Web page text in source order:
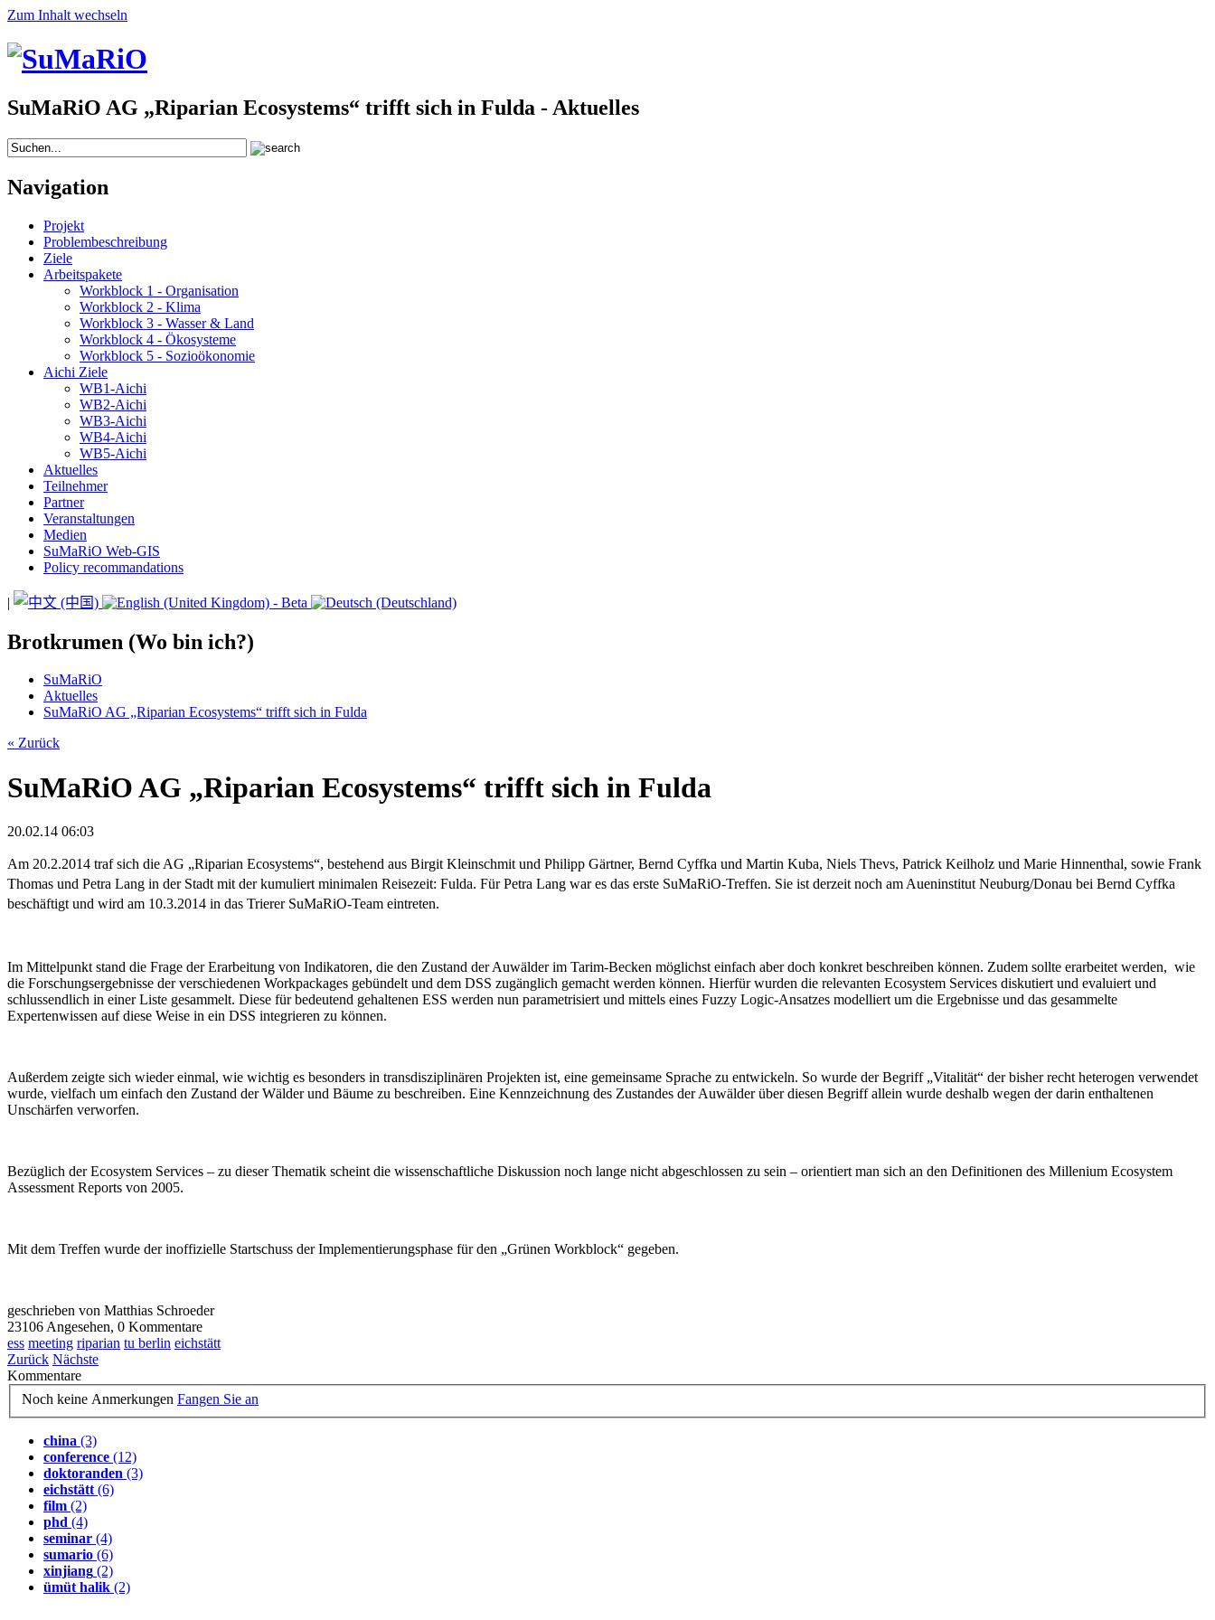
Zum Inhalt wechseln
SuMaRiO AG „Riparian Ecosystems“ trifft sich in Fulda - Aktuelles
Navigation
Projekt
Problembeschreibung
Ziele
Arbeitspakete
Workblock 1 - Organisation
Workblock 2 - Klima
Workblock 3 - Wasser & Land
Workblock 4 - Ökosysteme
Workblock 5 - Sozioökonomie
Aichi Ziele
WB1-Aichi
WB2-Aichi
WB3-Aichi
WB4-Aichi
WB5-Aichi
Aktuelles
Teilnehmer
Partner
Veranstaltungen
Medien
SuMaRiO Web-GIS
Policy recommandations
|
Brotkrumen (Wo bin ich?)
SuMaRiO
Aktuelles
SuMaRiO AG „Riparian Ecosystems“ trifft sich in Fulda
« Zurück
SuMaRiO AG „Riparian Ecosystems“ trifft sich in Fulda
20.02.14 06:03
Am 20.2.2014 traf sich die AG „Riparian Ecosystems“, bestehend aus Birgit Kleinschmit und Philipp Gärtner, Bernd Cyffka und Martin Kuba, Niels Thevs, Patrick Keilholz und Marie Hinnenthal, sowie Frank
Thomas und Petra Lang in der Stadt mit der kumuliert minimalen Reisezeit: Fulda. Für Petra Lang war es das erste SuMaRiO-Treffen. Sie ist derzeit noch am Aueninstitut Neuburg/Donau bei Bernd Cyffka
beschäftigt und wird am 10.3.2014 in das Trierer SuMaRiO-Team eintreten.
Im Mittelpunkt stand die Frage der Erarbeitung von Indikatoren, die den Zustand der Auwälder im Tarim-Becken möglichst einfach aber doch konkret beschreiben können. Zudem sollte erarbeitet werden, wie
die Forschungsergebnisse der verschiedenen Workpackages gebündelt und dem DSS zugänglich gemacht werden können. Hierfür wurden die relevanten Ecosystem Services diskutiert und evaluiert und
schlussendlich in einer Liste gesammelt. Diese für bedeutend gehaltenen ESS werden nun parametrisiert und mittels eines Fuzzy Logic-Ansatzes modelliert um die Ergebnisse und das gesammelte
Expertenwissen auf diese Weise in ein DSS integrieren zu können.
Außerdem zeigte sich wieder einmal, wie wichtig es besonders in transdisziplinären Projekten ist, eine gemeinsame Sprache zu entwickeln. So wurde der Begriff „Vitalität“ der bisher recht heterogen verwendet
wurde, vielfach um einfach den Zustand der Wälder und Bäume zu beschreiben. Eine Kennzeichnung des Zustandes der Auwälder über diesen Begriff allein wurde deshalb wegen der darin enthaltenen
Unschärfen verworfen.
Bezüglich der Ecosystem Services – zu dieser Thematik scheint die wissenschaftliche Diskussion noch lange nicht abgeschlossen zu sein – orientiert man sich an den Definitionen des Millenium Ecosystem
Assessment Reports von 2005.
Mit dem Treffen wurde der inoffizielle Startschuss der Implementierungsphase für den „Grünen Workblock“ gegeben.
geschrieben von Matthias Schroeder
23106 Angesehen, 0 Kommentare
ess meeting riparian tu berlin eichstätt
Zurück Nächste
Kommentare
Noch keine Anmerkungen Fangen Sie an
china (3)
conference (12)
doktoranden (3)
eichstätt (6)
film (2)
phd (4)
seminar (4)
sumario (6)
xinjiang (2)
ümüt halik (2)